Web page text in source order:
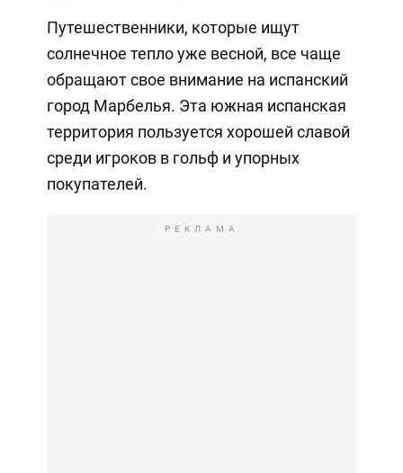
Путешественники, которые ищут
солнечное тепло уже весной, все чаще
обращают свое внимание на испанский
город Марбелья. Эта южная испанская
территория пользуется хорошей славой
среди игроков в гольф и упорных
покупателей.
РЕКЛАМА